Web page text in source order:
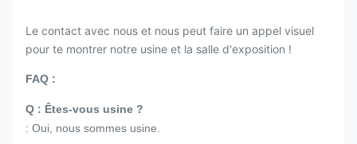
Le contact avec nous et nous peut faire un appel visuel
pour te montrer notre usine et la salle d'exposition !
FAQ :
Q : Êtes-vous usine ?
: Oui, nous sommes usine.